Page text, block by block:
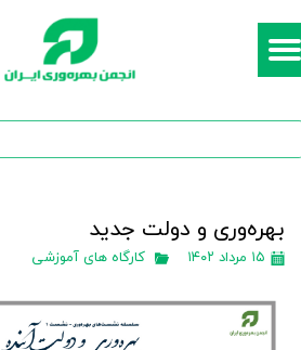
حساب کاربری من
بهره‌وری و دولت جدید
۱۵ مرداد ۱۴۰۲ کارگاه های آموزشی